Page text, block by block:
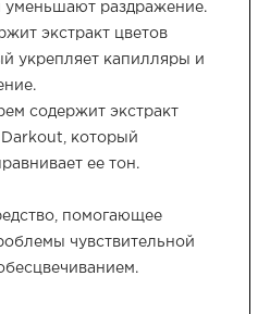
уменьшают раздражение.
экстракт цветов
укрепляет капилляры и
содержит экстракт
который
ее тон.
помогающее
чувствительной